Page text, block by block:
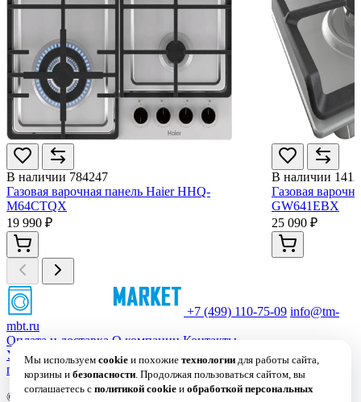
В наличии 784247
Газовая варочная панель Haier HHQ-
M64CTQX
19 990 ₽
В наличии
Газовая
GW641EBX
25 090 ₽
+7 (499) 110-75-09 info@tm-
mbt.ru
Оплата и доставка О компании Контакты
Условия использования сайта
Политика обработки
персональных данных
Политика в отношении файлов Cookie
© 2019 – 2026 Все права защищены. ООО "СИМВОЛ"
Мы используем cookieи похожие технологиидля работы сайта,
корзины и безопасности. Продолжая пользоваться сайтом, вы
соглашаетесь с политикой cookieи обработкой персональных